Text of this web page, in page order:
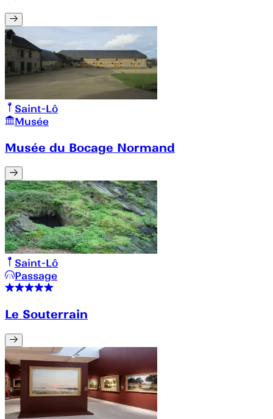
Saint-Lô
Musée
Musée du Bocage Normand
Saint-Lô
Passage
Le Souterrain